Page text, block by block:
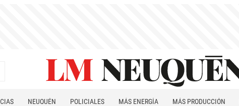
NEUQUÉN POLICIALES MÁS ENERGÍA MÁS PRODUCCIÓN